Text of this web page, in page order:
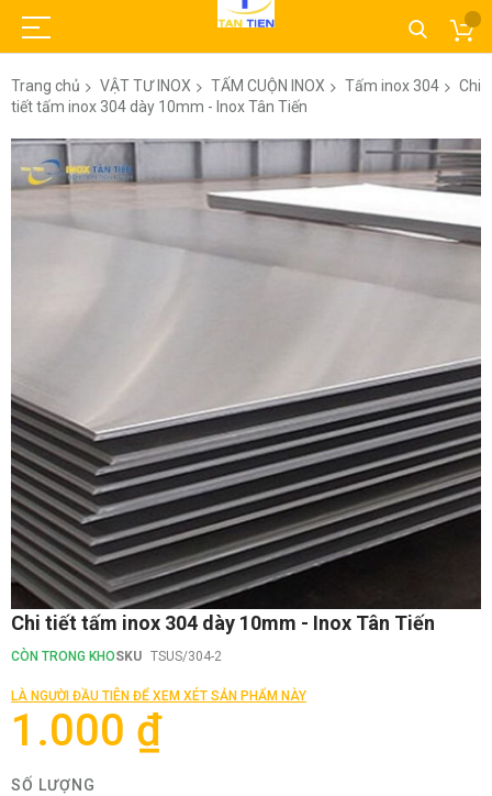
Trang chủ VẬT TƯ INOX TẤM CUỘN INOX Tấm inox 304
Chi
tiết tấm inox 304 dày 10mm - Inox Tân Tiến
Chuyển
đến
phần
Chuyển
phần
của
thư
hình
Chi tiết tấm inox 304 dày 10mm - Inox Tân Tiến
CÒN TRONG KHOSKU TSUS/304-2
LÀ NGƯỜI ĐẦU TIÊN ĐỂ XEM XÉT SẢN PHẨM NÀY
1.000 ₫
SỐ LƯỢNG